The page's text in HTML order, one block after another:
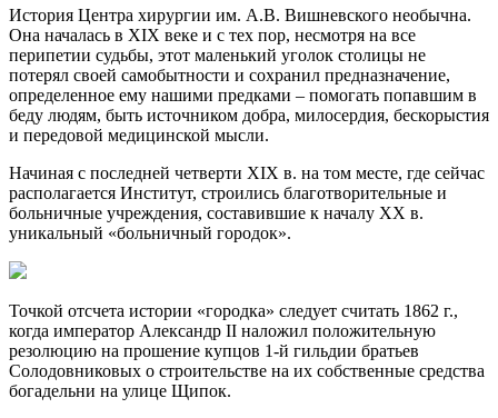
История Центра хирургии им. А.В. Вишневского необычна.
Она началась в XIX веке и с тех пор, несмотря на все
перипетии судьбы, этот маленький уголок столицы не
потерял своей самобытности и сохранил предназначение,
определенное ему нашими предками – помогать попавшим в
беду людям, быть источником добра, милосердия, бескорыстия
и передовой медицинской мысли.
Начиная с последней четверти XIX в. на том месте, где сейчас
располагается Институт, строились благотворительные и
больничные учреждения, составившие к началу ХХ в.
уникальный «больничный городок».
Точкой отсчета истории «городка» следует считать 1862 г.,
когда император Александр II наложил положительную
резолюцию на прошение купцов 1-й гильдии братьев
Солодовниковых о строительстве на их собственные средства
богадельни на улице Щипок.